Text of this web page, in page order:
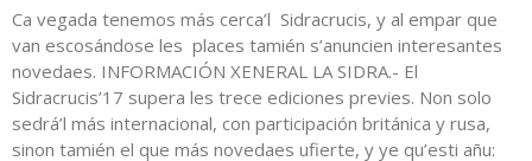
Ca vegada tenemos más cerca’l Sidracrucis, y al empar que
van escosándose les places tamién s’anuncien interesantes
novedaes. INFORMACIÓN XENERAL LA SIDRA.- El
Sidracrucis’17 supera les trece ediciones previes. Non solo
sedrá’l más internacional, con participación británica y rusa,
sinon tamién el que más novedaes ufierte, y ye qu’esti añu: